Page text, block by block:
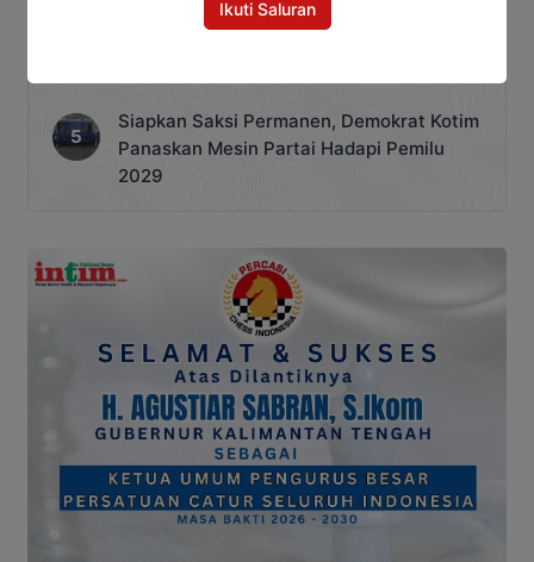
Siapkan Saksi Permanen, Demokrat Kotim
Panaskan Mesin Partai Hadapi Pemilu
2029
Ikuti Saluran